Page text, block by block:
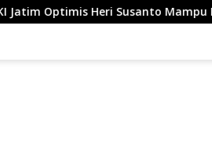
Mampu Membawa KPPBC